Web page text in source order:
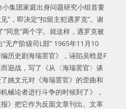
小集团家庭出身问题研究小组首要
”，即决定“扣留主犯遇罗克”。谢
同意”两个字。就这样，遇罗克被
无产阶级司L部” 1965年11月10
历史剧海瑞罢官》，诬陷吴晗是F
迎战，写了《从〈海瑞罢官〉谈
姚文元对《海瑞罢官》的歪曲和
械论者进行斗争的时候到了》，
》把它作为反面文章刊出。文革